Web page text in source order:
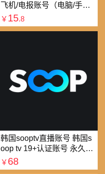
飞机/电报账号（电脑/手机
均可以登录）
￥ 15.8
韩国sooptv直播账号 韩国s
oop tv 19+认证账号 永久使
用
￥ 68